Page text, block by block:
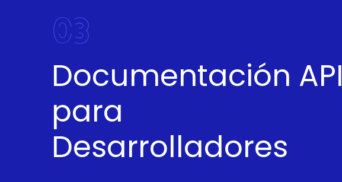
03
Documentación API
para
Desarrolladores